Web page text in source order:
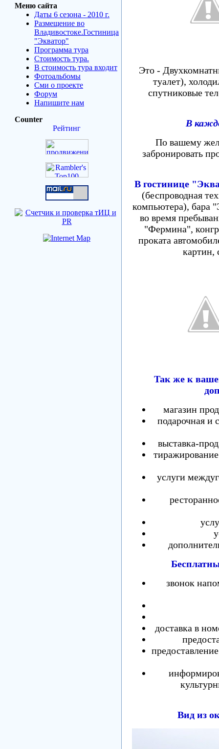
Меню сайта
Даты 6 сезона - 2010 г.
Размещение во
Владивостоке.Гостиница
"Экватор"
Программа тура
Стоимость тура.
В стоимость тура входит
Фотоальбомы
Сми о проекте
Форум
Напишите нам
Counter
Это -
туалет),
спутниковые
В
По вашему
забронировать
В гостинице
(беспроводная
компьютера), бара
во время
"Фермина",
проката
картин,
Так же к
магазин
подарочная и
выставка-
услуги
звонок
доставка в
Вид из